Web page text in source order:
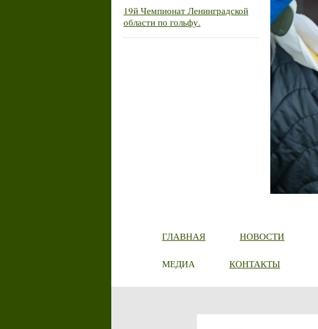
19й Чемпионат Ленинградской
области по гольфу.
ГЛАВНАЯ НОВОСТИ
МЕДИА КОНТАКТЫ